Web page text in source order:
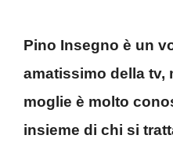
Pino Insegno è un
amatissimo della tv,
moglie è molto
insieme di chi si